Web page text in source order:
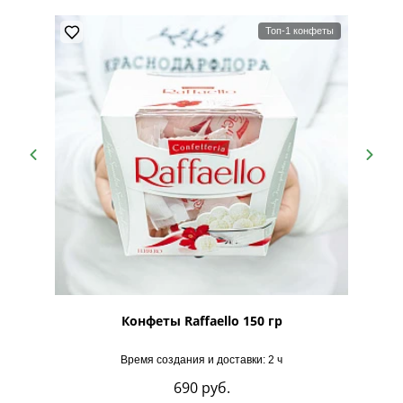
Топ-1 конфеты
Конфеты Raffaello 150 гр
Время создания и доставки: 2 ч
690 руб.